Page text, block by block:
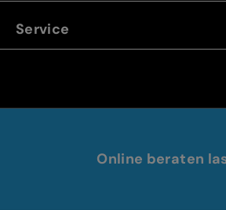
Service
Online beraten